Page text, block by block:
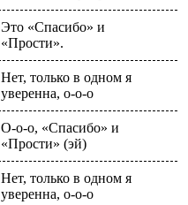
Это «Спасибо» и
«Прости».
Нет, только в одном я
уверенна, о-о-о
О-о-о, «Спасибо» и
«Прости» (эй)
Нет, только в одном я
уверенна, о-о-о